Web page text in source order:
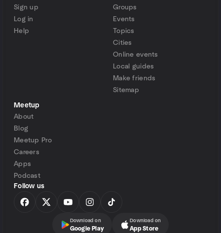
Sign up
Log in
Help
Groups
Events
Topics
Cities
Online events
Local guides
Make friends
Sitemap
Meetup
About
Blog
Meetup Pro
Careers
Apps
Podcast
Follow us
Download on
Google Play
Download on
App Store